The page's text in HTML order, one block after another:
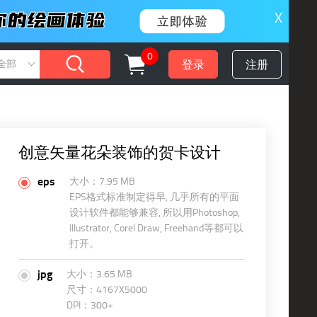
X
部
0
登录 注册
创意矢量花朵装饰的贺卡设计
eps
大小：7.95 MB
EPS格式标准制定得早, 几乎所有的平面
设计软件都能够兼容, 所以用Photoshop,
Illustrator, Corel Draw, Freehand等都可以
打开。
jpg
大小：3.65 MB
尺寸：4167X5000
DPI：300+